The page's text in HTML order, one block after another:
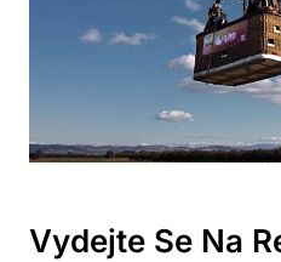
Vydejte Se Na